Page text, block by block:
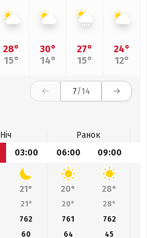
28°
15°
30°
14°
27°
15°
24°
12°
7/14
Ніч
Ранок
03:00 06:00 09:00
21° 20° 28°
21° 20° 28°
762 761 762
60 64 45